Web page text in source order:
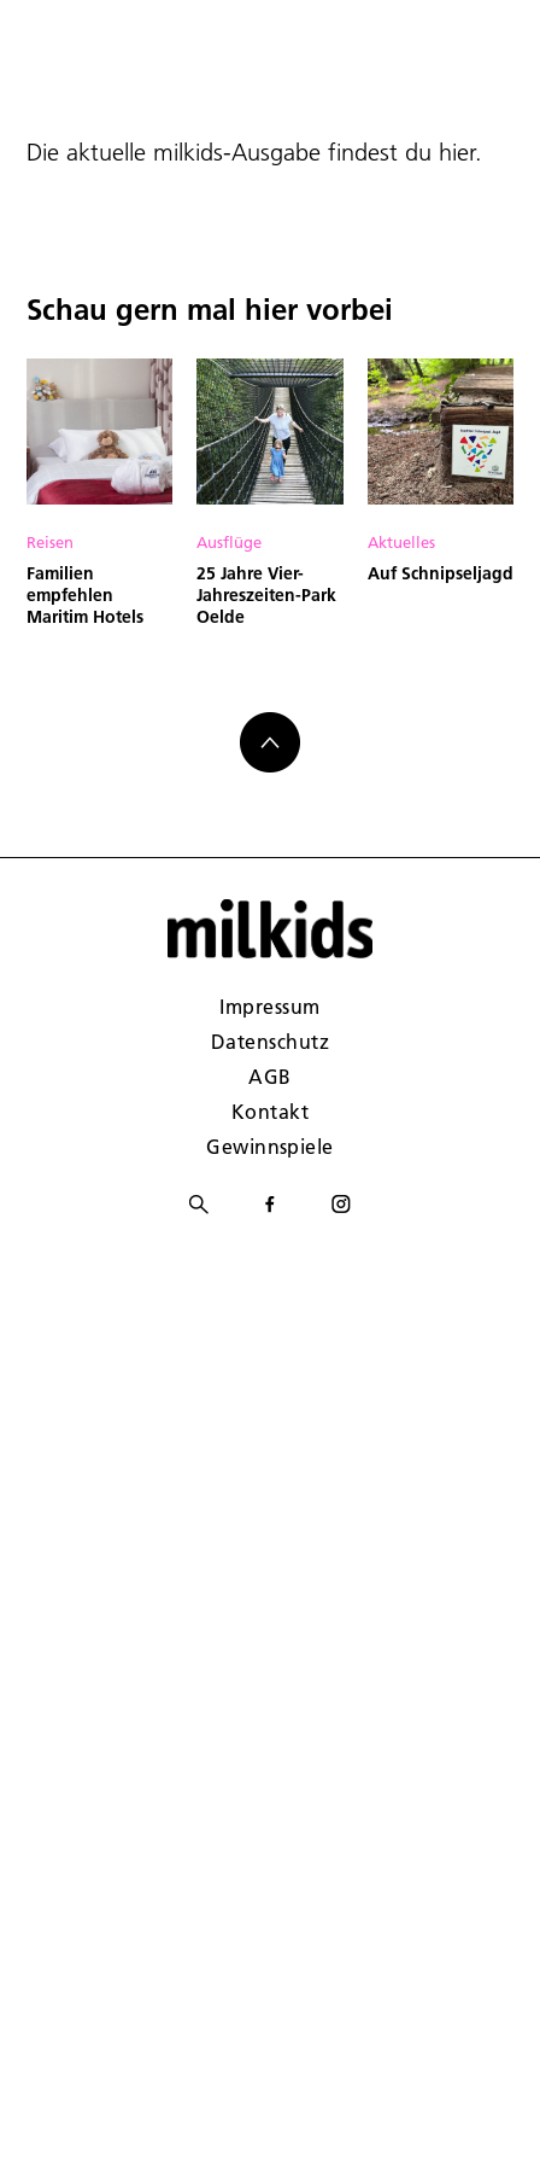
Die aktuelle milkids-Ausgabe findest du hier.
Schau gern mal hier vorbei
Reisen
Familien
empfehlen
Maritim Hotels
Ausflüge
25 Jahre Vier-
Jahreszeiten-Park
Oelde
Aktuelles
Auf Schnipseljagd
Impressum
Datenschutz
AGB
Kontakt
Gewinnspiele